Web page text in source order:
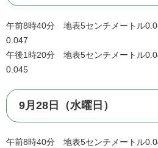
午前8時40分 地表5センチメートル
0.047
午後1時20分 地表5センチメートル
0.045
9月28日（水曜日）
午前8時40分 地表5センチメートル